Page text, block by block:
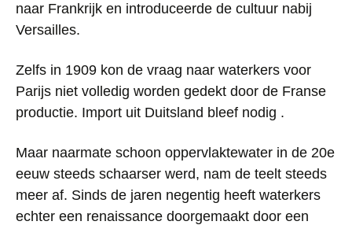
naar Frankrijk en introduceerde de cultuur nabij
Versailles.
Zelfs in 1909 kon de vraag naar waterkers voor
Parijs niet volledig worden gedekt door de Franse
productie. Import uit Duitsland bleef nodig .
Maar naarmate schoon oppervlaktewater in de 20e
eeuw steeds schaarser werd, nam de teelt steeds
meer af. Sinds de jaren negentig heeft waterkers
echter een renaissance doorgemaakt door een